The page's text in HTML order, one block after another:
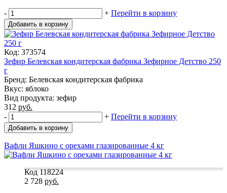
- + Перейти в корзину
Добавить в корзину
Код: 373574
Зефир Белевская кондитерская фабрика Зефирное Детство 250
г
Бренд: Белевская кондитерская фабрика
Вкус: яблоко
Вид продукта: зефир
312 руб.
-
+ Перейти в корзину
Добавить в корзину
Вафли Яшкино с орехами глазированные 4 кг
Код 118224
2 728 руб.